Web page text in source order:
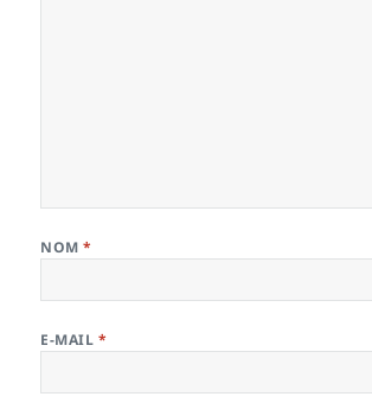
NOM*
E-MAIL *